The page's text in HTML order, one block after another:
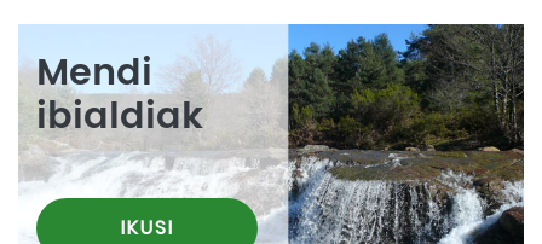
Mendi
ibialdiak
IKUSI